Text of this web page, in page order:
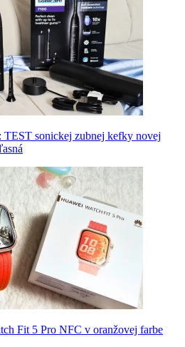
TEST sonickej zubnej kefky novej
Fit 5 Pro NFC v oranžovej farbe